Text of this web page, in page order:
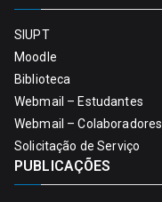
SIUPT
Moodle
Biblioteca
Webmail – Estudantes
Webmail – Colaboradores
Solicitação de Serviço
PUBLICAÇÕES